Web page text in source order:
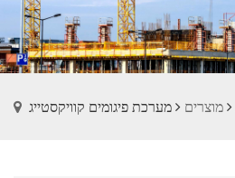
מוצרים